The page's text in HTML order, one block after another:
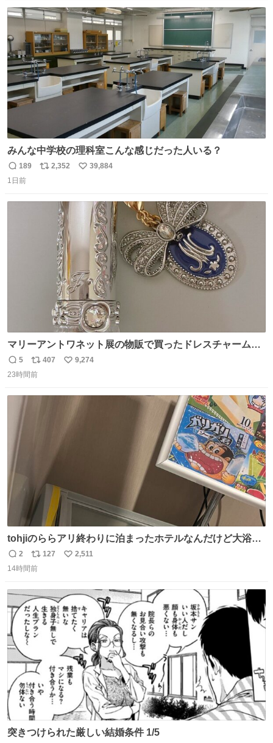
ト
数
みんな中学校の理科室こんな感じだった人いる？
返
信
189
リ
2,352
い
39,884
1日前
マリーアントワネット展の物販で買ったドレスチャームを
流行りのめじるしアクセサリーにして、リップにつけた
り、同じく物販で購入したシュシュにつけたりしています
返
信
5
リ
ポ
407
い
9,274
23時間前
tohjiのららアリ終わりに泊まったホテルなんだけど大浴場
にアイス置いてあって バニラがこれだった 粋な計らいあり
がとう
返
信
2
リ
ポ
ト
数
127
い
数
2,511
14時間前
突きつけられた厳しい結婚条件 1/5